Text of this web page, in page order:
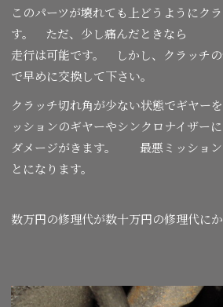
このパーツが壊れても上どうようにク
す。 ただ、少し痛んだときなら
走行は可能です。 しかし、クラッチ
で早めに交換して下さい。
クラッチ切れ角が少ない状態でギヤー
ッションのギヤーやシンクロナイザーに
ダメージがきます。 最悪ミッショ
とになります。
数万円の修理代が数十万円の修理代に